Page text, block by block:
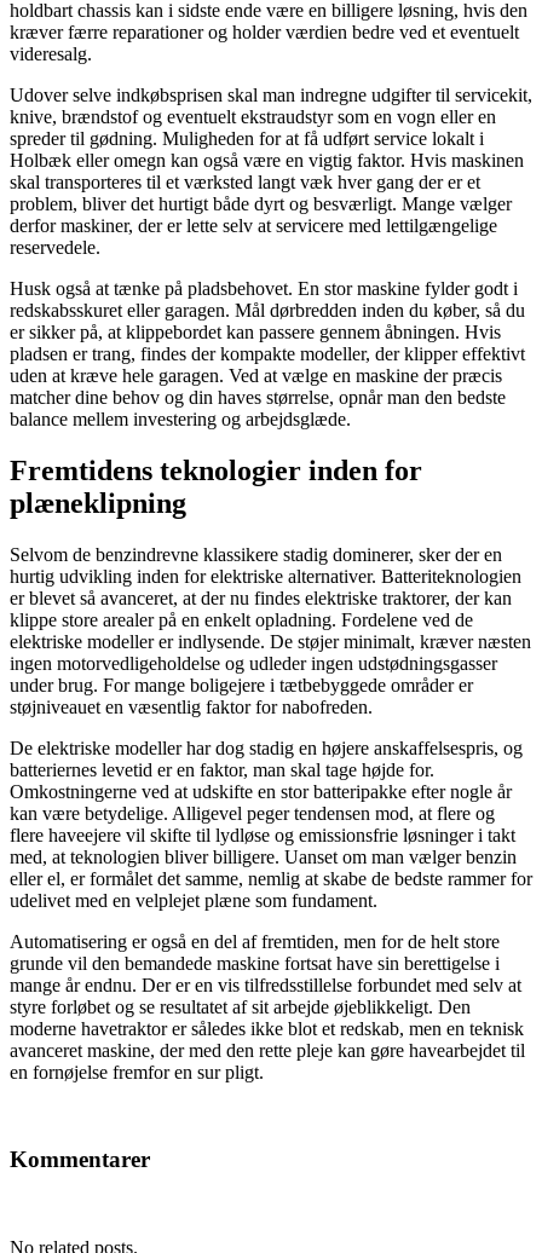
holdbart chassis kan i sidste ende være en billigere løsning, hvis den
kræver færre reparationer og holder værdien bedre ved et eventuelt
videresalg.
Udover selve indkøbsprisen skal man indregne udgifter til servicekit,
knive, brændstof og eventuelt ekstraudstyr som en vogn eller en
spreder til gødning. Muligheden for at få udført service lokalt i
Holbæk eller omegn kan også være en vigtig faktor. Hvis maskinen
skal transporteres til et værksted langt væk hver gang der er et
problem, bliver det hurtigt både dyrt og besværligt. Mange vælger
derfor maskiner, der er lette selv at servicere med lettilgængelige
reservedele.
Husk også at tænke på pladsbehovet. En stor maskine fylder godt i
redskabsskuret eller garagen. Mål dørbredden inden du køber, så du
er sikker på, at klippebordet kan passere gennem åbningen. Hvis
pladsen er trang, findes der kompakte modeller, der klipper effektivt
uden at kræve hele garagen. Ved at vælge en maskine der præcis
matcher dine behov og din haves størrelse, opnår man den bedste
balance mellem investering og arbejdsglæde.
Fremtidens teknologier inden for
plæneklipning
Selvom de benzindrevne klassikere stadig dominerer, sker der en
hurtig udvikling inden for elektriske alternativer. Batteriteknologien
er blevet så avanceret, at der nu findes elektriske traktorer, der kan
klippe store arealer på en enkelt opladning. Fordelene ved de
elektriske modeller er indlysende. De støjer minimalt, kræver næsten
ingen motorvedligeholdelse og udleder ingen udstødningsgasser
under brug. For mange boligejere i tætbebyggede områder er
støjniveauet en væsentlig faktor for nabofreden.
De elektriske modeller har dog stadig en højere anskaffelsespris, og
batteriernes levetid er en faktor, man skal tage højde for.
Omkostningerne ved at udskifte en stor batteripakke efter nogle år
kan være betydelige. Alligevel peger tendensen mod, at flere og
flere haveejere vil skifte til lydløse og emissionsfrie løsninger i takt
med, at teknologien bliver billigere. Uanset om man vælger benzin
eller el, er formålet det samme, nemlig at skabe de bedste rammer for
udelivet med en velplejet plæne som fundament.
Automatisering er også en del af fremtiden, men for de helt store
grunde vil den bemandede maskine fortsat have sin berettigelse i
mange år endnu. Der er en vis tilfredsstillelse forbundet med selv at
styre forløbet og se resultatet af sit arbejde øjeblikkeligt. Den
moderne havetraktor er således ikke blot et redskab, men en teknisk
avanceret maskine, der med den rette pleje kan gøre havearbejdet til
en fornøjelse fremfor en sur pligt.
Kommentarer
No related posts.